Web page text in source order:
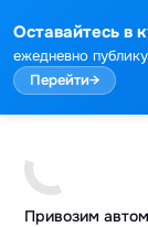
Оставайтесь в
ежедневно
Перейти→
Привозим